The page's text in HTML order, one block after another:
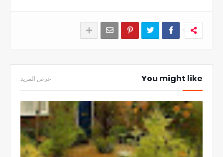
You might like عرض المزيد